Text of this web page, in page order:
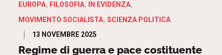
EUROPA FILOSOFIA
IN EVIDENZA
MOVIMENTO SOCIALISTA SCIENZA POLITICA
Posted
on
13 NOVEMBRE 2025
Regime di guerra e pace costituente